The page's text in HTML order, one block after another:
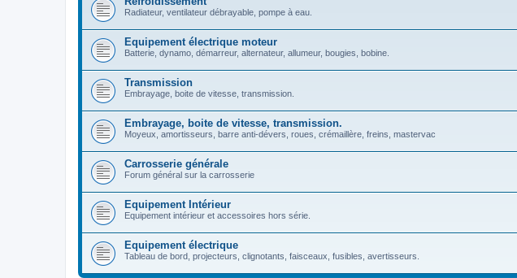
Radiateur, ventilateur débrayable, pompe à eau.
Equipement électrique moteur
Batterie, dynamo, démarreur, alternateur, allumeur, bougies, bobine.
Transmission
Embrayage, boite de vitesse, transmission.
Embrayage, boite de vitesse, transmission.
Moyeux, amortisseurs, barre anti-dévers, roues, crémaillère, freins, mastervac
Carrosserie générale
Forum général sur la carrosserie
Equipement Intérieur
Equipement intérieur et accessoires hors série.
Equipement électrique
Tableau de bord, projecteurs, clignotants, faisceaux, fusibles, avertisseurs.